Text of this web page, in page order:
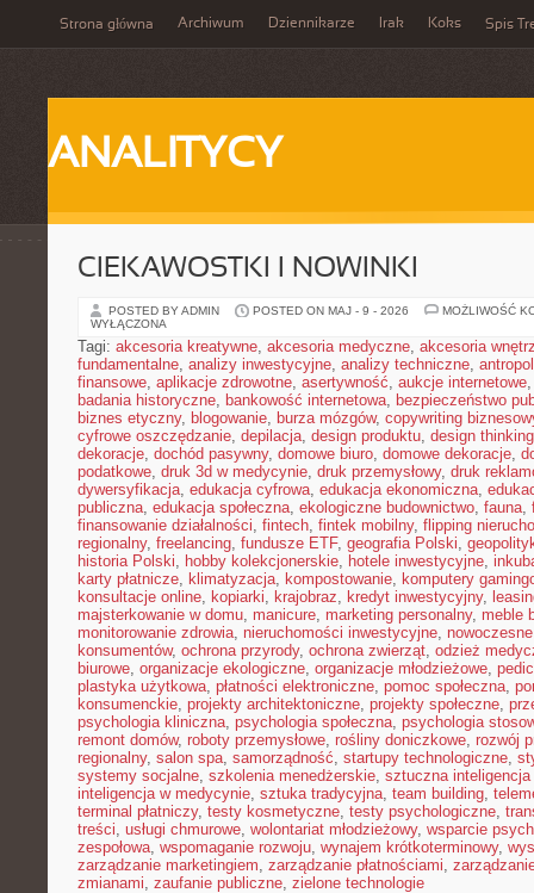
Strona główna Archiwum Dziennikarze Irak Koks Spis
ANALITYCY
CIEKAWOSTKI I NOWINKI
POSTED BY ADMIN POSTED ON MAJ - 9 - 2026
MOŻLIWOŚĆ
WYŁĄCZONA
Tagi: akcesoria kreatywne, akcesoria medyczne, akcesoria
fundamentalne, analizy inwestycyjne, analizy techniczne,
finansowe, aplikacje zdrowotne, asertywność, aukcje internetowe
badania historyczne, bankowość internetowa, bezpieczeństwo
biznes etyczny, blogowanie, burza mózgów, copywriting
cyfrowe oszczędzanie, depilacja, design produktu, design thinking
dekoracje, dochód pasywny, domowe biuro, domowe dekoracje,
podatkowe, druk 3d w medycynie, druk przemysłowy, druk
dywersyfikacja, edukacja cyfrowa, edukacja ekonomiczna,
publiczna, edukacja społeczna, ekologiczne budownictwo, fauna,
finansowanie działalności, fintech, fintek mobilny, flipping
regionalny, freelancing, fundusze ETF, geografia Polski,
historia Polski, hobby kolekcjonerskie, hotele inwestycyjne,
karty płatnicze, klimatyzacja, kompostowanie, komputery
konsultacje online, kopiarki, krajobraz, kredyt inwestycyjny,
majsterkowanie w domu, manicure, marketing personalny, meble
monitorowanie zdrowia, nieruchomości inwestycyjne,
konsumentów, ochrona przyrody, ochrona zwierząt, odzież
biurowe, organizacje ekologiczne, organizacje młodzieżowe,
plastyka użytkowa, płatności elektroniczne, pomoc społeczna,
konsumenckie, projekty architektoniczne, projekty społeczne,
psychologia kliniczna, psychologia społeczna, psychologia
remont domów, roboty przemysłowe, rośliny doniczkowe, rozwój
regionalny, salon spa, samorządność, startupy technologiczne,
systemy socjalne, szkolenia menedżerskie, sztuczna
inteligencja w medycynie, sztuka tradycyjna, team building,
terminal płatniczy, testy kosmetyczne, testy psychologiczne,
treści, usługi chmurowe, wolontariat młodzieżowy, wsparcie
zespołowa, wspomaganie rozwoju, wynajem krótkoterminowy,
zarządzanie marketingiem, zarządzanie płatnościami,
zmianami, zaufanie publiczne, zielone technologie